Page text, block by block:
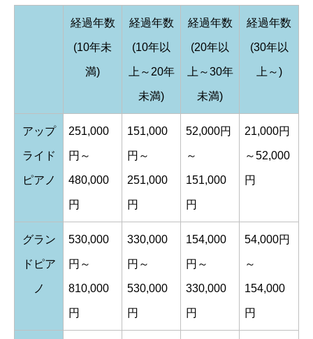
経過年数
(10年未
満)
経過年数
(10年以
上～20年
未満)
経過年数
(20年以
上～30年
未満)
経過年数
(30年以
上～)
アップ
ライド
ピアノ
251,000
円～
480,000
円
151,000
円～
251,000
円
52,000円
～
151,000
円
21,000円
～52,000
円
グラン
ドピア
ノ
530,000
円～
810,000
円
330,000
円～
530,000
円
154,000
円～
330,000
円
54,000円
～
154,000
円